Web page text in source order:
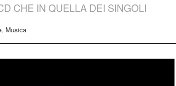
CHE IN QUELLA DEI SINGOLI
, Musica